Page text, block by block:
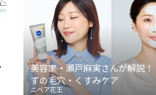
美容家・瀬戸麻実さんが解説！
ずの毛穴・くすみケア
ニベア花王